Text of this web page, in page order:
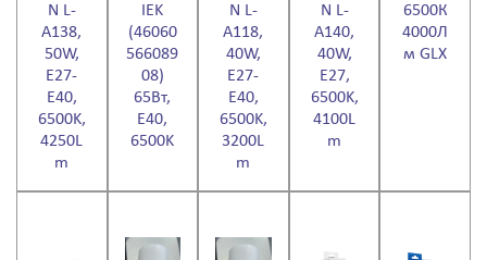
N L-
А138,
50W,
Е27-
Е40,
6500K,
4250L
m
IEK
(46060
566089
08)
65Вт,
E40,
6500K
N L-
А118,
40W,
Е27-
Е40,
6500K,
3200L
m
N L-
А140,
40W,
Е27,
6500K,
4100L
m
6500К
4000Л
м GLX